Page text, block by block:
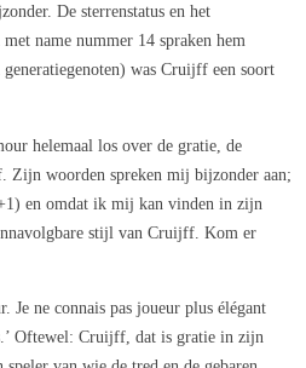
De sterrenstatus en het
name nummer 14 spraken hem
was Cruijff een soort
helemaal los over de gratie, de
Zijn woorden spreken mij bijzonder aan;
en omdat ik mij kan vinden in zijn
stijl van Cruijff. Kom er
Je ne connais pas joueur plus élégant
Oftewel: Cruijff, dat is gratie in zijn